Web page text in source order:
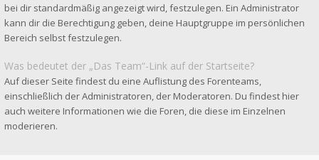
bei dir standardmäßig angezeigt wird, festzulegen. Ein Administrator
kann dir die Berechtigung geben, deine Hauptgruppe im persönlichen
Bereich selbst festzulegen.
Was bedeutet der „Das Team“-Link auf der Startseite?
Auf dieser Seite findest du eine Auflistung des Forenteams,
einschließlich der Administratoren, der Moderatoren. Du findest hier
auch weitere Informationen wie die Foren, die diese im Einzelnen
moderieren.